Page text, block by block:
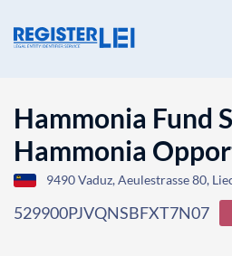
Hammonia Fund
Hammonia
9490 Vaduz, Aeulestrasse 80,
529900PJVQNSBFXT7N07